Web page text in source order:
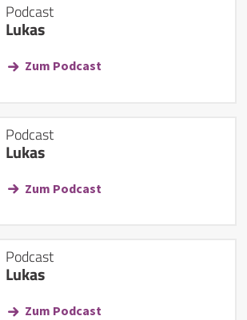
Podcast
Lukas
Zum Podcast
Podcast
Lukas
Zum Podcast
Podcast
Lukas
Zum Podcast